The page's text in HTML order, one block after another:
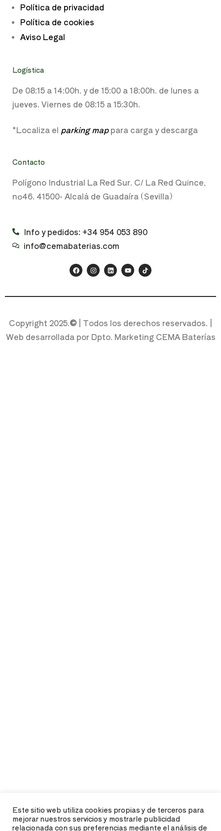
Política de privacidad
Política de cookies
Aviso Legal
Logística
De 08:15 a14:00h. y de 15:00 a 18:00h. de lunes a
jueves. Viernes de 08:15 a 15:30h.
*Localiza el parking map para carga y descarga
Contacto
Polígono Industrial La Red Sur. C/ La Red Quince,
nº46. 41500- Alcalá de Guadaíra (Sevilla)
Info y pedidos: +34 954 053 890
info@cemabaterias.com
Copyright 2025.©| Todos los derechos reservados. |
Web desarrollada por Dpto. Marketing CEMA Baterías
Este sitio web utiliza cookies propias y de terceros para
mejorar nuestros servicios y mostrarle publicidad
relacionada con sus preferencias mediante el análisis de